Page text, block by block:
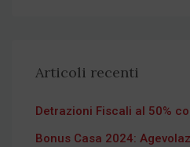
Articoli recenti
Detrazioni Fiscali al 50%
Bonus Casa 2024: